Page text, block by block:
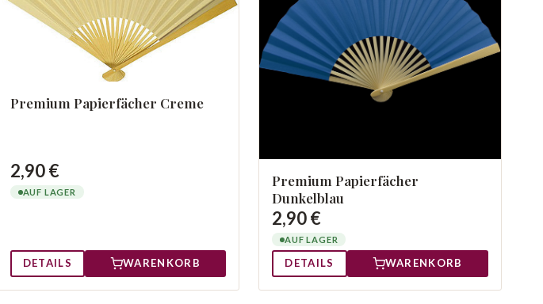
Premium Papierfächer Creme
2,90 €
AUF LAGER
DETAILS WARENKORB
Premium Papierfächer
Dunkelblau
2,90 €
AUF LAGER
DETAILS WARENKORB